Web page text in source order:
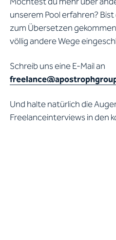
unserem Pool erfahren?
zum Übersetzen
völlig andere Wege
Schreib uns eine E-Mail an
Und halte natürlich die
Freelanceinterviews in den